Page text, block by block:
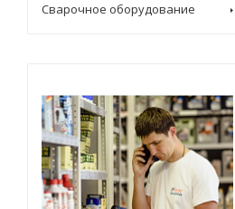
Сварочное оборудование